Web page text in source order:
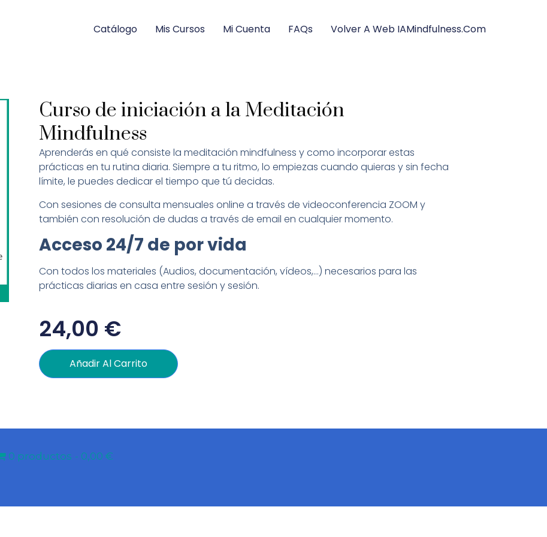
Catálogo Mis Cursos Mi Cuenta FAQs Volver A Web IAMindfulness.com
Curso de iniciación a la Meditación
Mindfulness
Aprenderás en qué consiste la meditación mindfulness y como incorporar estas
prácticas en tu rutina diaria. Siempre a tu ritmo, lo empiezas cuando quieras y sin fecha
límite, le puedes dedicar el tiempo que tú decidas.
Con sesiones de consulta mensuales online a través de videoconferencia ZOOM y
también con resolución de dudas a través de email en cualquier momento.
Acceso 24/7 de por vida
Con todos los materiales (Audios, documentación, vídeos,…) necesarios para las
prácticas diarias en casa entre sesión y sesión.
24,00 €
Añadir Al Carrito
0 productos 0,00 €